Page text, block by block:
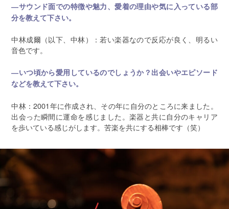
―サウンド面での特徴や魅力、愛着の理由や気に入っている部
分を教えて下さい。
中林成爾（以下、中林）：若い楽器なので反応が良く、明るい
音色です。
―いつ頃から愛用しているのでしょうか？出会いやエピソード
などを教えて下さい。
中林：2001年に作成され、その年に自分のところに来ました。
出会った瞬間に運命を感じました。楽器と共に自分のキャリア
を歩いている感じがします。苦楽を共にする相棒です（笑）